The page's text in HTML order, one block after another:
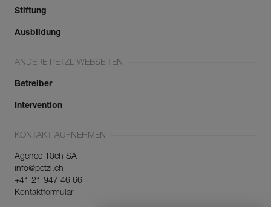
Stiftung
Ausbildung
ANDERE PETZL WEBSEITEN
Betreiber
Intervention
KONTAKT AUFNEHMEN
Agence 10ch SA
info@petzl.ch
+41 21 947 46 66
Kontaktformular